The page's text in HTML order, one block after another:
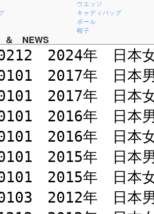
ウエッジ
キャディバッグ
ボール
帽子
＆ NEWS